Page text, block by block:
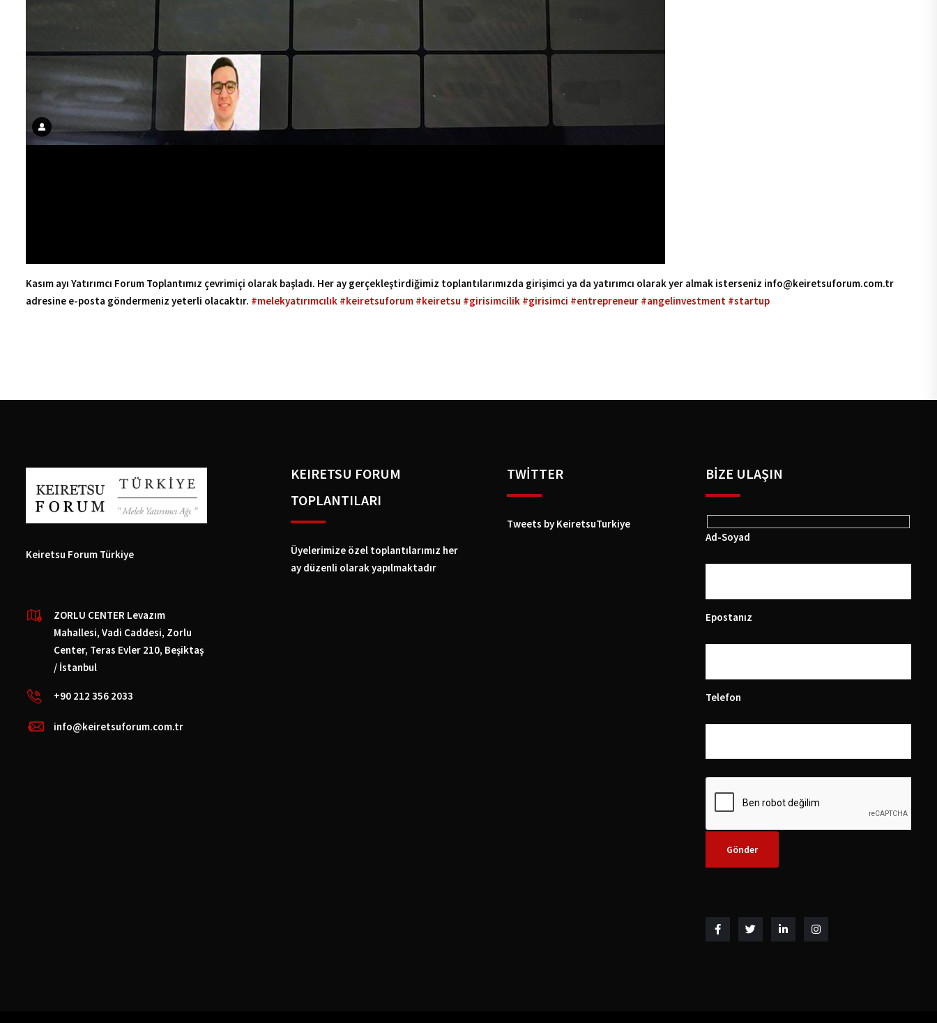
Kasım ayı Yatırımcı Forum Toplantımız çevrimiçi olarak başladı. Her ay gerçekleştirdiğimiz toplantılarımızda girişimci ya da yatırımcı olarak yer almak isterseniz info@keiretsuforum.com.tr
adresine e-posta göndermeniz yeterli olacaktır. #melekyatırımcılık #keiretsuforum #keiretsu #girisimcilik #girisimci #entrepreneur #angelinvestment #startup
Keiretsu Forum Türkiye
ZORLU CENTER Levazım
Mahallesi, Vadi Caddesi, Zorlu
Center, Teras Evler 210, Beşiktaş
/ İstanbul
+90 212 356 2033
info@keiretsuforum.com.tr
KEIRETSU FORUM
TOPLANTILARI
Üyelerimize özel toplantılarımız her
ay düzenli olarak yapılmaktadır
TWİTTER
Tweets by KeiretsuTurkiye
BIZE ULAŞIN
Ad-Soyad
Epostanız
Telefon